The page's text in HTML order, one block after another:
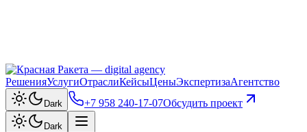
РешенияУслугиОтраслиКейсыЦеныЭкспертизаАгентство
Dark +7 958 240‑17‑07Обсудить проект
Dark